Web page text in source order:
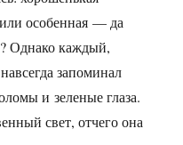
особенная — да
Однако каждый,
запоминал
и зеленые глаза.
свет, отчего она